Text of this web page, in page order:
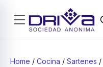
Home / Cocina / Sartenes /